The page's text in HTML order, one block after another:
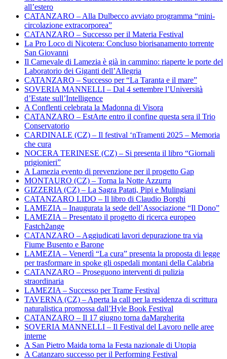
all’estero
CATANZARO – Alla Dulbecco avviato programma “mini-
circolazione extracorporea”
CATANZARO – Successo per il Materia Festival
La Pro Loco di Nicotera: Concluso biorisanamento torrente
San Giovanni
Il Carnevale di Lamezia è già in cammino: riaperte le porte del
Laboratorio dei Giganti dell’Allegria
CATANZARO – Successo per “La Taranta e il mare”
SOVERIA MANNELLI – Dal 4 settembre l’Università
d’Estate sull’Intelligence
A Conflenti celebrata la Madonna di Visora
CATANZARO – EstArte entro il confine questa sera il Trio
Conservatorio
CARDINALE (CZ) – Il festival ‘nTramenti 2025 – Memoria
che cura
NOCERA TERINESE (CZ) – Si presenta il libro “Giornali
prigionieri”
A Lamezia evento di prevenzione per il progetto Gap
MONTAURO (CZ) – Torna la Notte Azzurra
GIZZERIA (CZ) – La Sagra Patati, Pipi e Mulingiani
CATANZARO LIDO – Il libro di Claudio Borghi
LAMEZIA – Inaugurata la sede dell’Associazione “Il Dono”
LAMEZIA – Presentato il progetto di ricerca europeo
Fastch2ange
CATANZARO – Aggiudicati lavori depurazione tra via
Fiume Busento e Barone
LAMEZIA – Venerdì “La cura” presenta la proposta di legge
per trasformare in spoke gli ospedali montani della Calabria
CATANZARO – Proseguono interventi di pulizia
straordinaria
LAMEZIA – Successo per Trame Festival
TAVERNA (CZ) – Aperta la call per la residenza di scrittura
naturalistica promossa dall’Hyle Book Festival
CATANZARO – Il 17 giugno torna daMargherita
SOVERIA MANNELLI – Il Festival del Lavoro nelle aree
interne
A San Pietro Maida torna la Festa nazionale di Utopia
A Catanzaro successo per il Performing Festival